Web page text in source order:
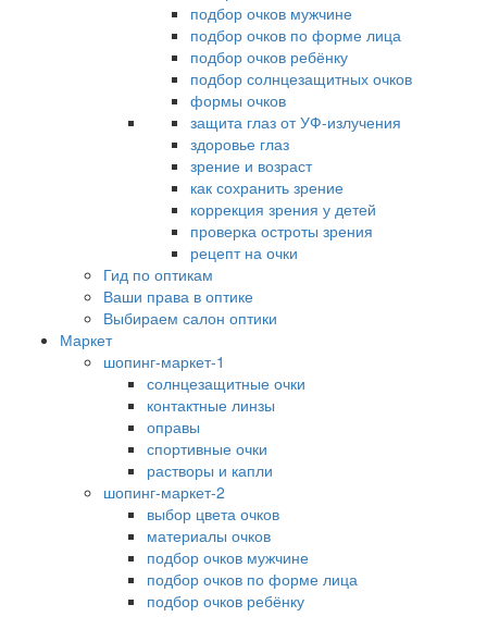
подбор очков мужчине
подбор очков по форме лица
подбор очков ребёнку
подбор солнцезащитных очков
формы очков
защита глаз от УФ-излучения
здоровье глаз
зрение и возраст
как сохранить зрение
коррекция зрения у детей
проверка остроты зрения
рецепт на очки
Гид по оптикам
Ваши права в оптике
Выбираем салон оптики
Маркет
шопинг-маркет-1
солнцезащитные очки
контактные линзы
оправы
спортивные очки
растворы и капли
шопинг-маркет-2
выбор цвета очков
материалы очков
подбор очков мужчине
подбор очков по форме лица
подбор очков ребёнку